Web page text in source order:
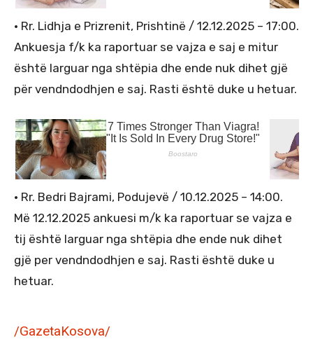
· Rr. Lidhja e Prizrenit, Prishtinë / 12.12.2025 – 17:00.
Ankuesja f/k ka raportuar se vajza e saj e mitur
është larguar nga shtëpia dhe ende nuk dihet gjë
për vendndodhjen e saj. Rasti është duke u hetuar.
· Rr. Bedri Bajrami, Podujevë / 10.12.2025 – 14:00.
Më 12.12.2025 ankuesi m/k ka raportuar se vajza e
tij është larguar nga shtëpia dhe ende nuk dihet
gjë per vendndodhjen e saj. Rasti është duke u
hetuar.
/GazetaKosova/